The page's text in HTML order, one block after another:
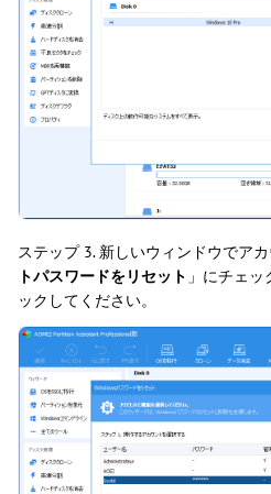
ステップ 3. 新しいウィンドウでア
トパスワードをリセット 」にチェ
ックしてください。